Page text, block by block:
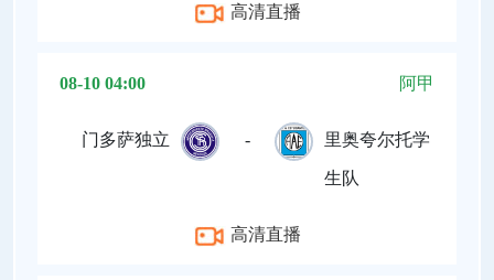
高清直播
08-10 04:00 阿甲
门多萨独立 - 里奥夸尔托学
生队
高清直播